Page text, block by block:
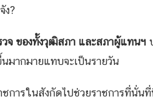
ง?
วจ ของทั้งวุฒิสภา และสภาผู้แทนฯ
มากมายแทบจะเป็นรายวัน
การในสังกัดไปช่วยราชการที่นั่น